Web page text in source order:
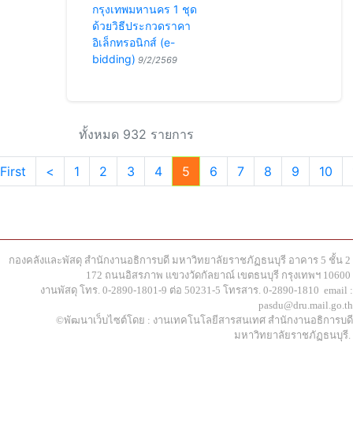
กรุงเทพมหานคร 1 ชุด
ด้วยวิธีประกวดราคา
อิเล็กทรอนิกส์ (e-
bidding) 9/2/2569
ทั้งหมด 932 รายการ
First < 1 2 3 4 5 6 7 8 9 10
กองคลังและพัสดุ สำนักงานอธิการบดี มหาวิทยาลัยราชภัฏธนบุรี อาคาร 5 ชั้น 2
172 ถนนอิสรภาพ แขวงวัดกัลยาณ์ เขตธนบุรี กรุงเทพฯ 10600
งานพัสดุ โทร. 0-2890-1801-9 ต่อ 50231-5 โทรสาร. 0-2890-1810 email :
pasdu@dru.mail.go.th
©พัฒนาเว็บไซต์โดย : งานเทคโนโลยีสารสนเทศ สำนักงานอธิการบดี
มหาวิทยาลัยราชภัฏธนบุรี.